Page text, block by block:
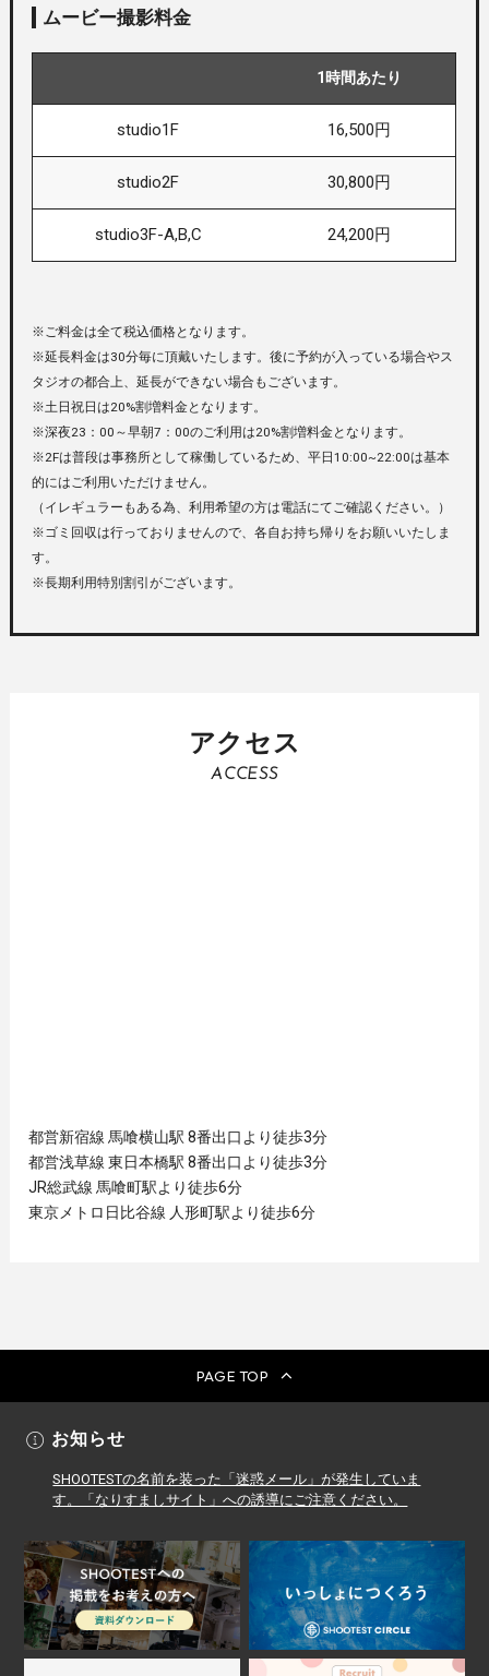
ムービー撮影料金
1時間あたり
studio1F 16,500円
studio2F 30,800円
studio3F-A,B,C 24,200円
※ご料金は全て税込価格となります。
※延長料金は30分毎に頂戴いたします。後に予約が入っている場合やス
タジオの都合上、延長ができない場合もございます。
※土日祝日は20%割増料金となります。
※深夜23：00～早朝7：00のご利用は20%割増料金となります。
※2Fは普段は事務所として稼働しているため、平日10:00~22:00は基本
的にはご利用いただけません。
（イレギュラーもある為、利用希望の方は電話にてご確認ください。）
※ゴミ回収は行っておりませんので、各自お持ち帰りをお願いいたしま
す。
※長期利用特別割引がございます。
アクセス
ACCESS
都営新宿線 馬喰横山駅 8番出口より徒歩3分︎
都営浅草線 東日本橋駅 8番出口より徒歩3分︎
JR総武線 馬喰町駅より徒歩6分︎
東京メトロ日比谷線 人形町駅より徒歩6分︎
PAGE TOP
お知らせ
SHOOTESTの名前を装った「迷惑メール」が発生していま
す。「なりすましサイト」への誘導にご注意ください。